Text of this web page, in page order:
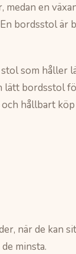
en
bordsstol är
som håller
lätt bordsstol
hållbart
när de kan
minsta.